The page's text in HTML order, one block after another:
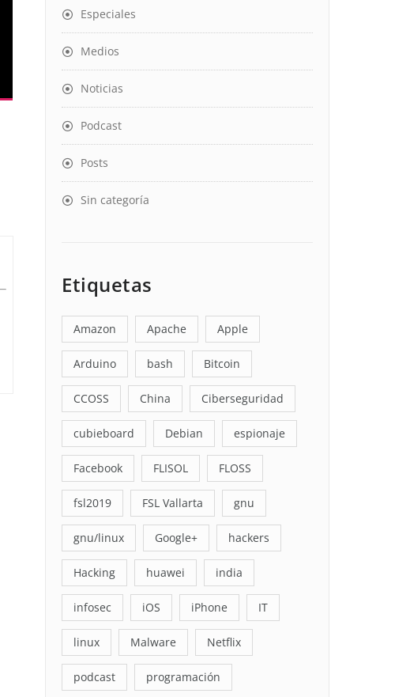
Especiales
Medios
Noticias
Podcast
Posts
Sin categoría
Etiquetas
Amazon Apache Apple
Arduino bash Bitcoin
CCOSS China Ciberseguridad
cubieboard Debian espionaje
Facebook FLISOL FLOSS
fsl2019 FSL Vallarta gnu
gnu/linux Google+ hackers
Hacking huawei india
infosec iOS iPhone IT
linux Malware Netflix
podcast programación